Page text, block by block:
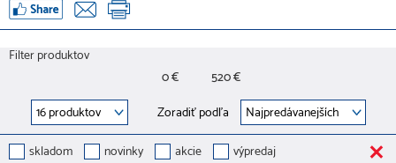
Filter produktov
0 €
520 €
Zoradiť podľa
skladom
novinky akcie výpredaj